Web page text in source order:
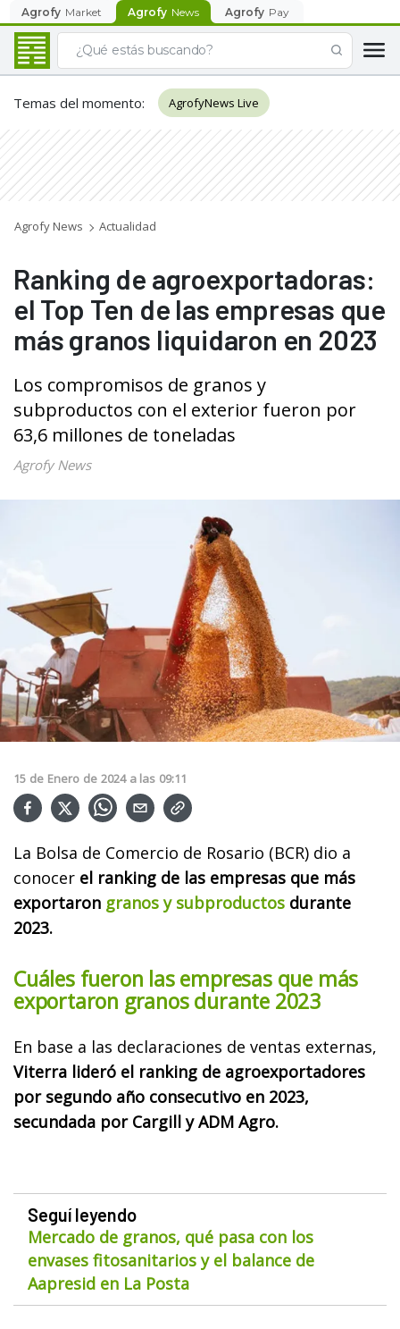
Agrofy Market Agrofy News Agrofy Pay
Temas del momento: AgrofyNews Live
Agrofy News Actualidad
Ranking de agroexportadoras:
el Top Ten de las empresas que
más granos liquidaron en 2023
Los compromisos de granos y
subproductos con el exterior fueron por
63,6 millones de toneladas
Agrofy News
15 de Enero de 2024 a las 09:11
La Bolsa de Comercio de Rosario (BCR) dio a
conocer el ranking de las empresas que más
exportaron granos y subproductos durante
2023.
Cuáles fueron las empresas que más
exportaron granos durante 2023
En base a las declaraciones de ventas externas,
Viterra lideró el ranking de agroexportadores
por segundo año consecutivo en 2023,
secundada por Cargill y ADM Agro.
Seguí leyendo
Mercado de granos, qué pasa con los
envases fitosanitarios y el balance de
Aapresid en La Posta